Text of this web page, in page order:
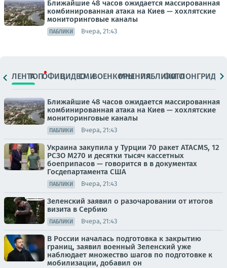
Ближайшие 48 часов ожидается массированная
комбинированная атака на Киев — хохлятские
мониторинговые каналы
ПАБЛИКИ Вчера, 21:43
ЛЕНТАТОПОФИЦ.ВИДЕОСМИВОЕНКОРЫМНЕНИЯПАБЛИКИ
ФОТОЛОНГРИДЫ
Ближайшие 48 часов ожидается массированная
комбинированная атака на Киев — хохлятские
мониторинговые каналы
ПАБЛИКИ Вчера, 21:43
Украина закупила у Турции 70 ракет ATACMS, 12
РСЗО M270 и десятки тысяч кассетных
боеприпасов — говорится в в документах
Госдепартамента США
ПАБЛИКИ Вчера, 21:43
Зеленский заявил о разочаровании от итогов
визита в Сербию
ПАБЛИКИ Вчера, 21:43
В России началась подготовка к закрытию
границ, заявил военный Зеленский уже
наблюдает множество шагов по подготовке к
мобилизации, добавил он